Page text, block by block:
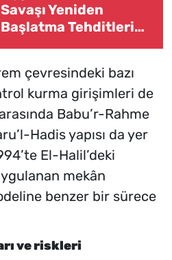
Savaşı Yeniden
Başlatma Tehditleri
çevresindeki bazı
kurma girişimleri de
Babu’r-Rahme
Hadis yapısı da yer
El-Halil’deki
mekân
benzer bir sürece
ve riskleri